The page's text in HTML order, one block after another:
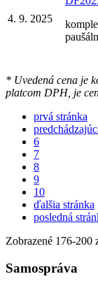
4. 9. 2025
* Uvedená cena je
platcom DPH, je
prvá stránka
6
7
8
9
10
ďalšia stránka
posledná
Zobrazené 176-200
Samospráva